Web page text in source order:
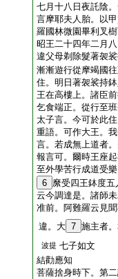
七月十八日夜託陰
言摩耶夫人胎。以
羅國林微園畢利叉
昭王二十四年二月
違父母剃除髮著袈
漸漸遊行從摩竭國
住。明日著袈裟持
王在高樓上。諸臣
乞食端正。從行至
太子言。今可於此
重語。可作大王。
言。若成無上道者
報言可。爾時王座
至外學苦行成道受
6 縻受四王鉢度
云今調達是。諸師
准前。阿難羅云見
違。大 7 施主者
波提 七子如文
結勸應知
菩薩捨身時下。第